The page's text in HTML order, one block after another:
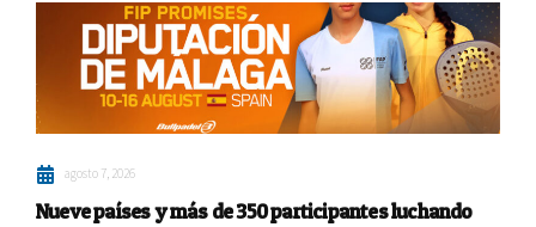
agosto 7, 2026
Nueve países y más de 350 participantes luchando